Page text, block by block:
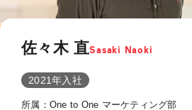
佐々木 直Sasaki Naoki
2021年入社
所属：One to One マーケティング部